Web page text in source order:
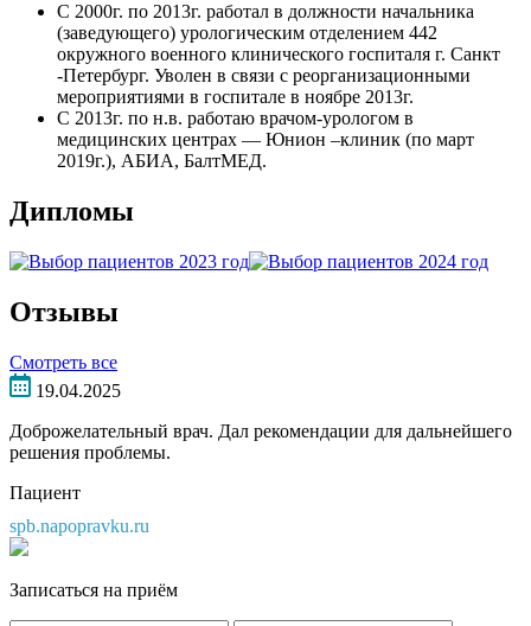
С 2000г. по 2013г. работал в должности начальника
(заведующего) урологическим отделением 442
окружного военного клинического госпиталя г. Санкт
-Петербург. Уволен в связи с реорганизационными
мероприятиями в госпитале в ноябре 2013г.
С 2013г. по н.в. работаю врачом-урологом в
медицинских центрах — Юнион –клиник (по март
2019г.), АБИА, БалтМЕД.
Дипломы
Отзывы
Смотреть все
19.04.2025
Доброжелательный врач. Дал рекомендации для дальнейшего
решения проблемы.
Пациент
spb.napopravku.ru
Записаться на приём